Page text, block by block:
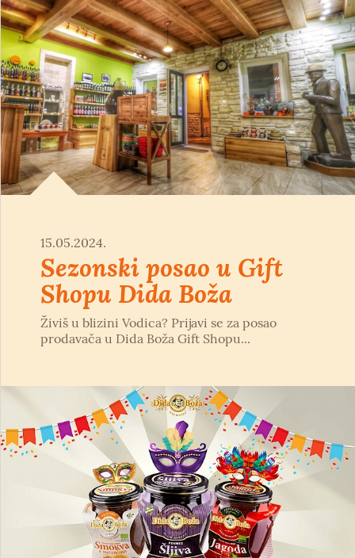
15.05.2024.
Sezonski posao u Gift
Shopu Dida Boža
Živiš u blizini Vodica? Prijavi se za posao
prodavača u Dida Boža Gift Shopu...